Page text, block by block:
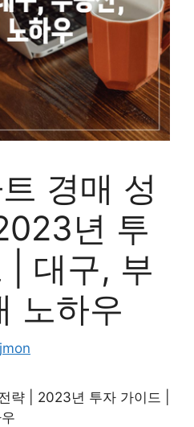
경매 성
년 투
| 대구, 부
노하우
jmon
략 | 2023년 투자 가이드 |